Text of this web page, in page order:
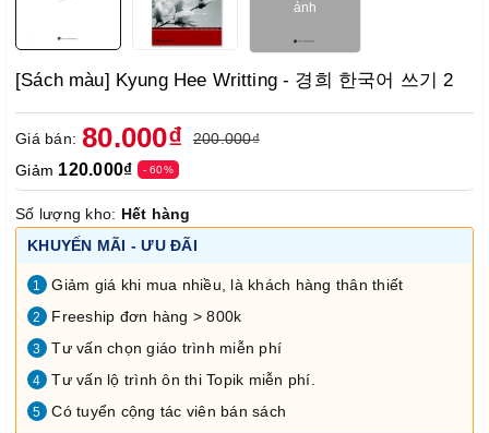
ảnh
[Sách màu] Kyung Hee Writting - 경희 한국어 쓰기 2
Giá bán: 80.000₫
200.000₫
Giảm 120.000₫ - 60%
Số lượng kho: Hết hàng
KHUYẾN MÃI - ƯU ĐÃI
1 Giảm giá khi mua nhiều, là khách hàng thân thiết
2 Freeship đơn hàng > 800k
3 Tư vấn chọn giáo trình miễn phí
4 Tư vấn lộ trình ôn thi Topik miễn phí.
5 Có tuyển cộng tác viên bán sách